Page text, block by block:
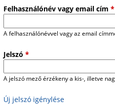
Felhasználónév vagy email cím *
A felhasználónévvel vagy az email
Jelszó *
A jelszó mező érzékeny a kis-, illetve
Új jelszó igénylése